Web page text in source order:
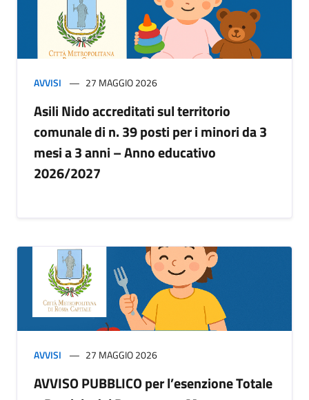
AVVISI 27 MAGGIO 2026
Asili Nido accreditati sul territorio
comunale di n. 39 posti per i minori da 3
mesi a 3 anni – Anno educativo
2026/2027
AVVISI 27 MAGGIO 2026
AVVISO PUBBLICO per l’esenzione Totale